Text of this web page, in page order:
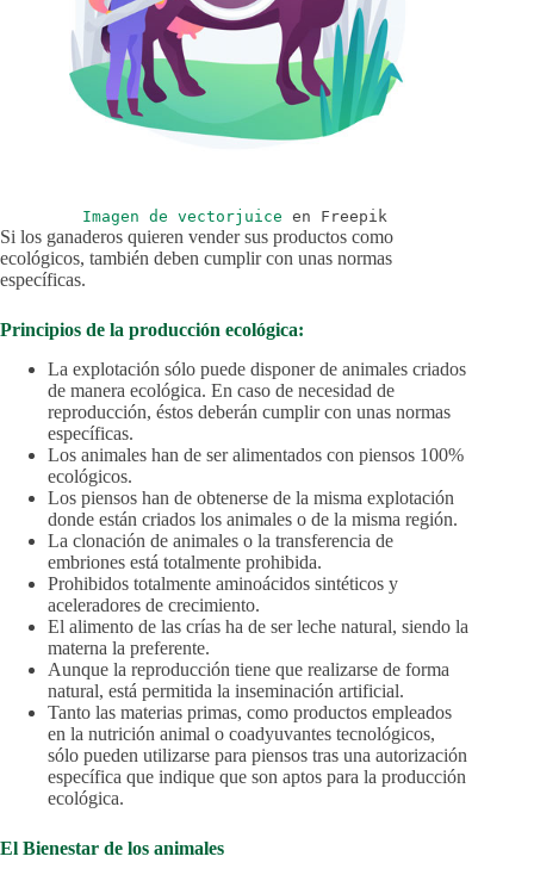
Imagen de vectorjuice en Freepik
Si los ganaderos quieren vender sus productos como
ecológicos, también deben cumplir con unas normas
específicas.
Principios de la producción ecológica:
La explotación sólo puede disponer de animales criados
de manera ecológica. En caso de necesidad de
reproducción, éstos deberán cumplir con unas normas
específicas.
Los animales han de ser alimentados con piensos 100%
ecológicos.
Los piensos han de obtenerse de la misma explotación
donde están criados los animales o de la misma región.
La clonación de animales o la transferencia de
embriones está totalmente prohibida.
Prohibidos totalmente aminoácidos sintéticos y
aceleradores de crecimiento.
El alimento de las crías ha de ser leche natural, siendo la
materna la preferente.
Aunque la reproducción tiene que realizarse de forma
natural, está permitida la inseminación artificial.
Tanto las materias primas, como productos empleados
en la nutrición animal o coadyuvantes tecnológicos,
sólo pueden utilizarse para piensos tras una autorización
específica que indique que son aptos para la producción
ecológica.
El Bienestar de los animales